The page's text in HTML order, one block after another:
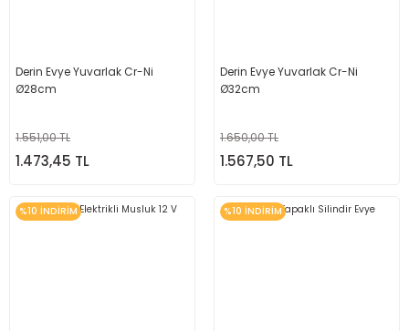
Derin Evye Yuvarlak Cr-Ni
Ø28cm
1.551,00 TL
1.473,45 TL
Derin Evye Yuvarlak Cr-Ni
Ø32cm
1.650,00 TL
1.567,50 TL
%10 İNDİRİM %10 İNDİRİM